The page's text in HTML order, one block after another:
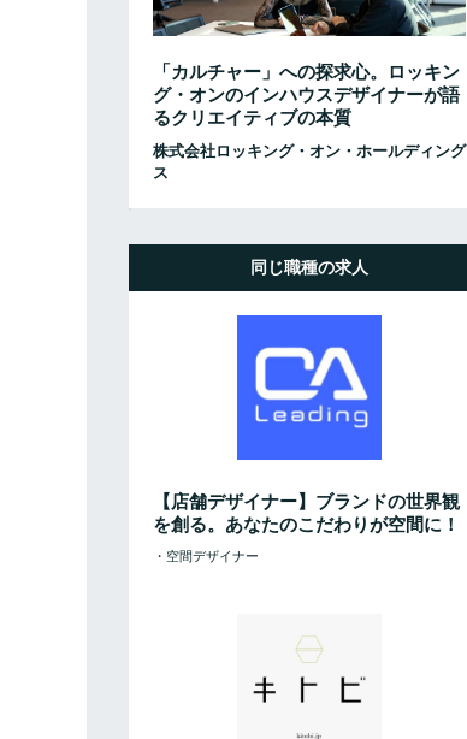
「カルチャー」への探求心。ロッキン
グ・オンのインハウスデザイナーが語
るクリエイティブの本質
株式会社ロッキング・オン・ホールディング
ス
同じ職種の求人
【店舗デザイナー】ブランドの世界観
を創る。あなたのこだわりが空間に！
・空間デザイナー